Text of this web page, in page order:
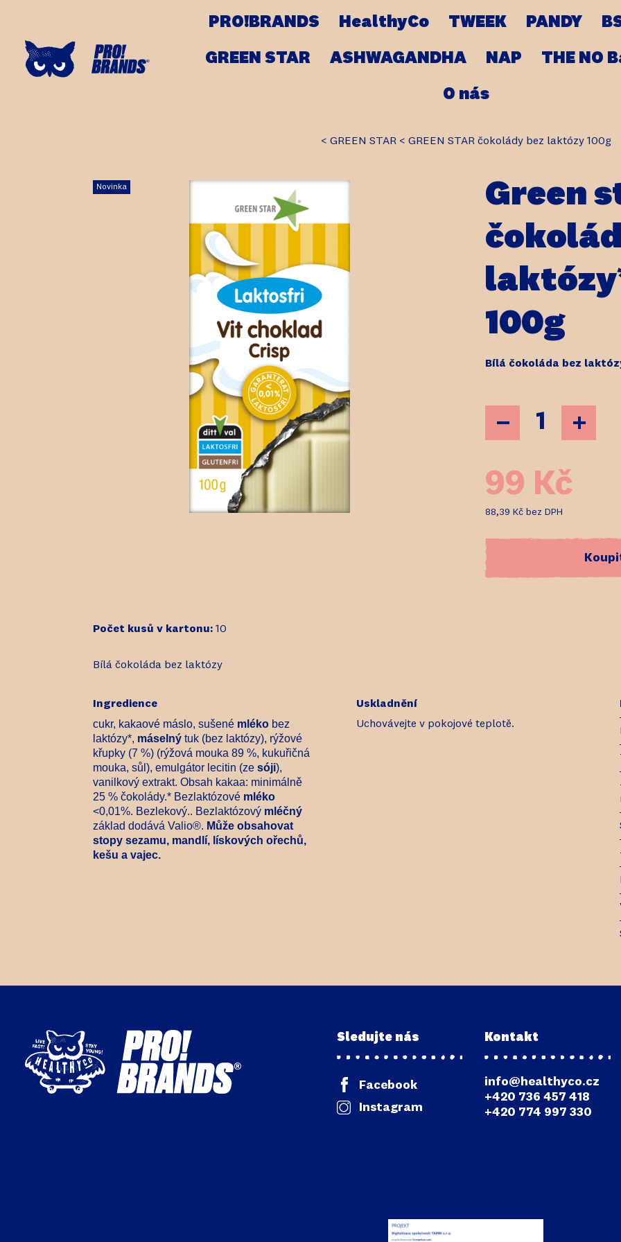
PRO!BRANDS HealthyCo TWEEK PANDY
GREEN STAR ASHWAGANDHA NAP THE NO
O nás
GREEN STAR GREEN STAR čokolády bez laktózy 100g
Novinka
Green
100g
Bílá čokoláda bez
99 Kč
88,39 Kč bez DPH
Počet kusů v kartonu: 10
Bílá čokoláda bez laktózy
Ingredience
cukr, kakaové máslo, sušené mléko bez
laktózy*, máselný tuk (bez laktózy), rýžové
křupky (7 %) (rýžová mouka 89 %, kukuřičná
mouka, sůl), emulgátor lecitin (ze sóji),
vanilkový extrakt. Obsah kakaa: minimálně
25 % čokolády.* Bezlaktózové mléko
<0,01%. Bezlekový.. Bezlaktózový mléčný
základ dodává Valio®. Může obsahovat
stopy sezamu, mandlí, lískových ořechů,
kešu a vajec.
Uskladnění
Uchovávejte v pokojové teplotě.
Sledujte nás
Facebook
Instagram
Kontakt
info@healthyco.cz
+420 736 457 418
+420 774 997 330